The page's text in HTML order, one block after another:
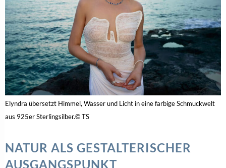
Elyndra übersetzt Himmel, Wasser und Licht in eine farbige Schmuckwelt
aus 925er Sterlingsilber.© TS
NATUR ALS GESTALTERISCHER
AUSGANGSPUNKT